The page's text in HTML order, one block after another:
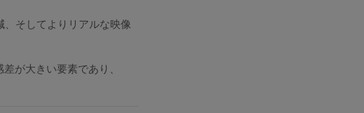
そしてよりリアルな映像
が大きい要素であり、